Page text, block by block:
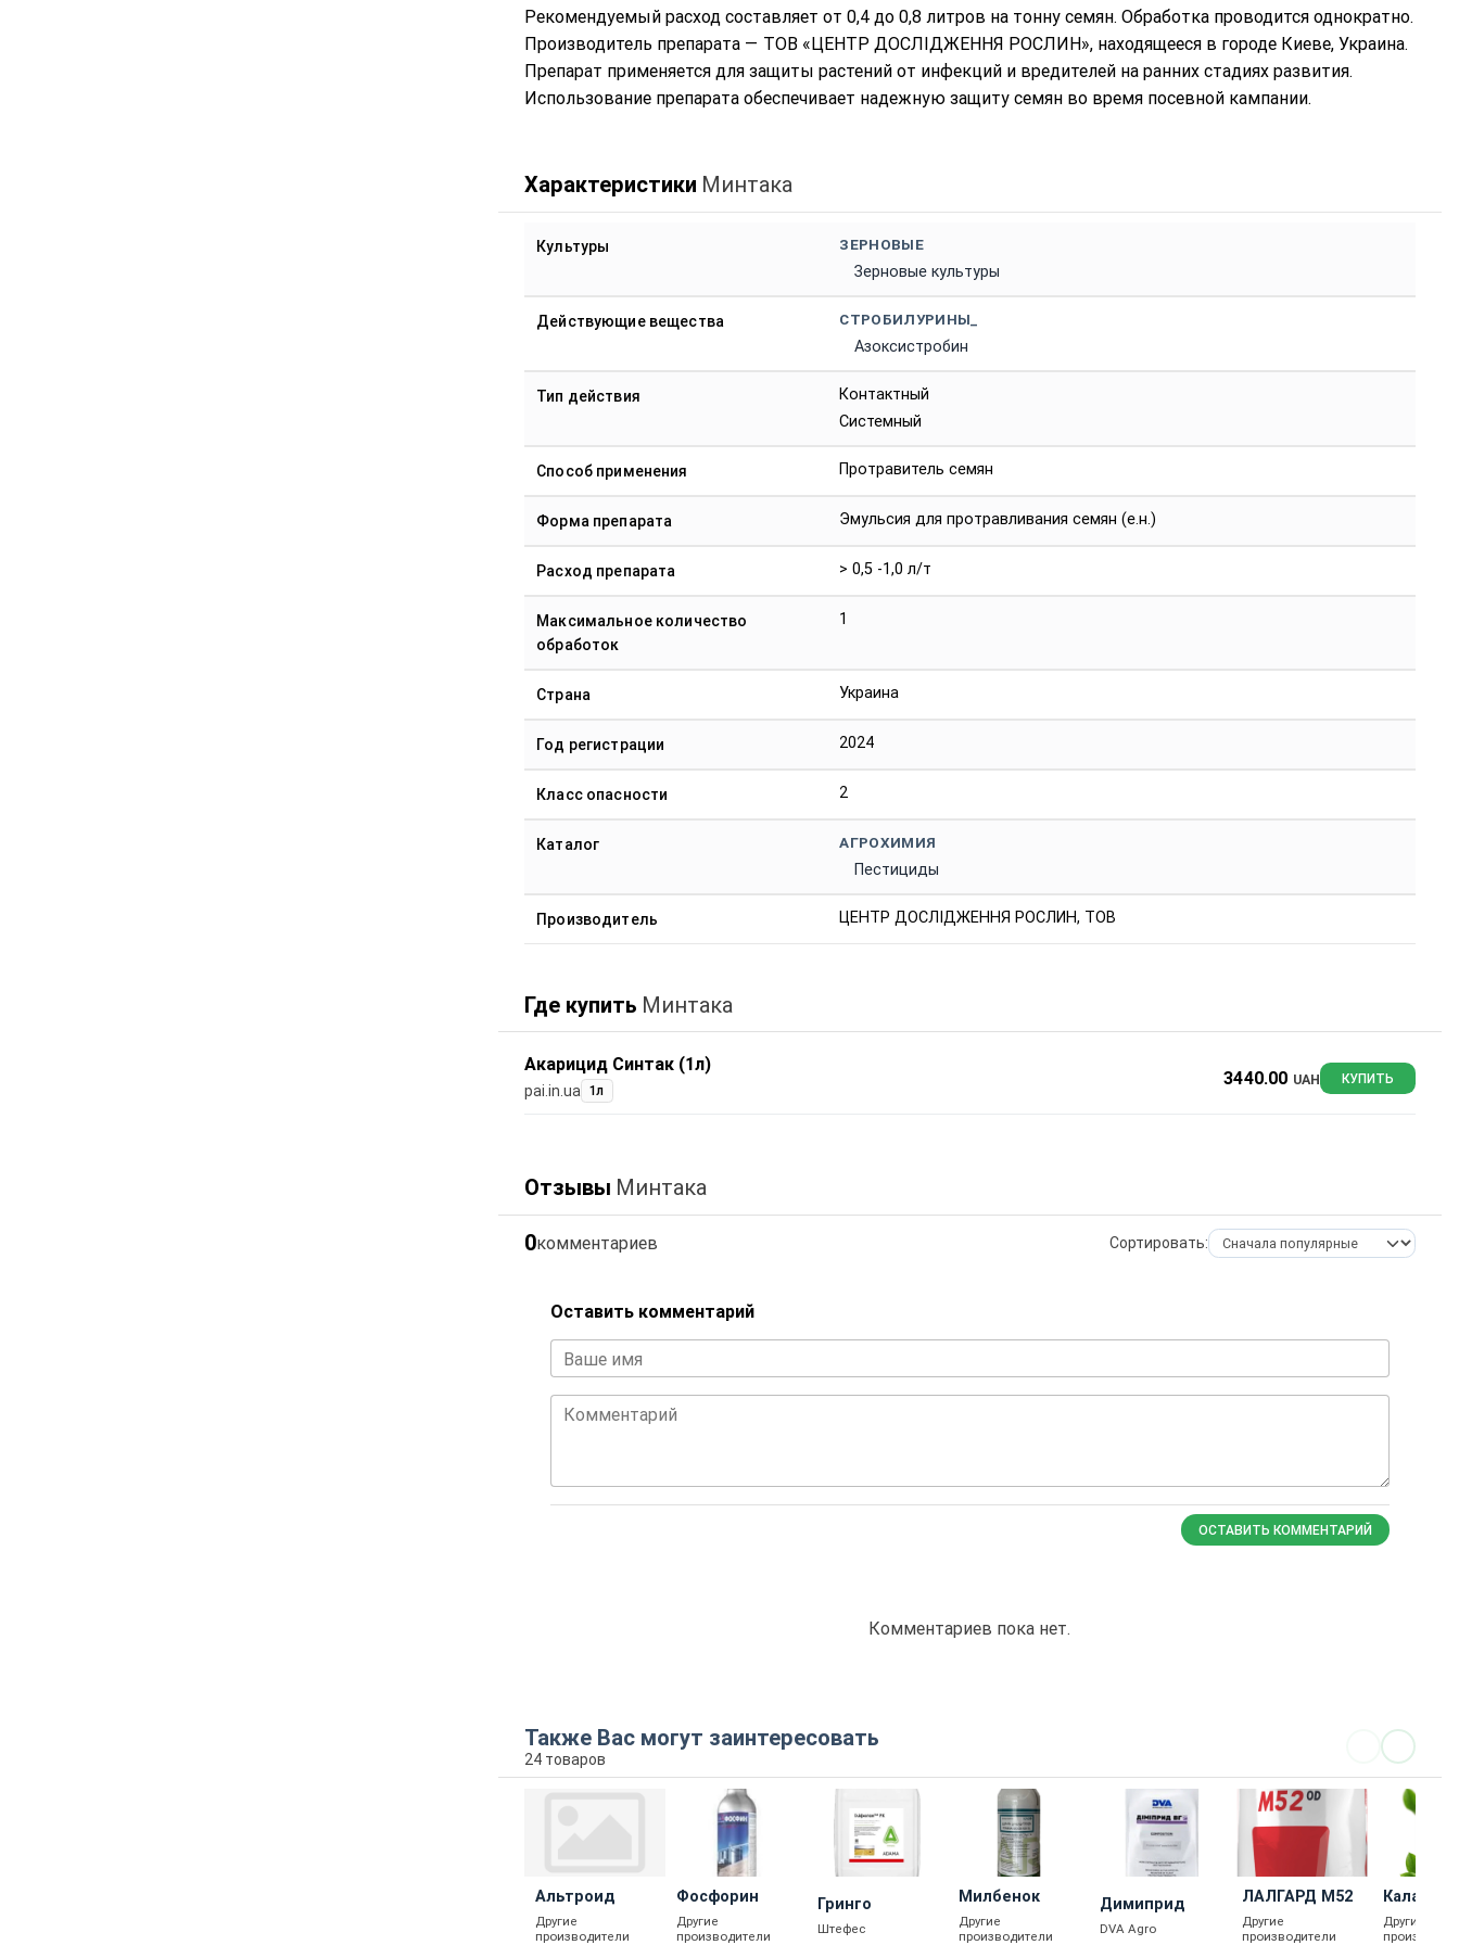
Рекомендуемый расход составляет от 0,4 до 0,8 литров на тонну семян. Обработка проводится однократно.
Производитель препарата — ТОВ «ЦЕНТР ДОСЛІДЖЕННЯ РОСЛИН», находящееся в городе Киеве, Украина.
Препарат применяется для защиты растений от инфекций и вредителей на ранних стадиях развития.
Использование препарата обеспечивает надежную защиту семян во время посевной кампании.
Характеристики Минтака
Культуры ЗЕРНОВЫЕ
Зерновые культуры
Действующие вещества СТРОБИЛУРИНЫ_
Азоксистробин
Тип действия
Контактный
Системный
Способ применения Протравитель семян
Форма препарата Эмульсия для протравливания семян (е.н.)
Расход препарата > 0,5 -1,0 л/т
Максимальное количество
обработок
1
Страна Украина
Год регистрации 2024
Класс опасности 2
Каталог АГРОХИМИЯ
Пестициды
Производитель ЦЕНТР ДОСЛІДЖЕННЯ РОСЛИН, ТОВ
Где купить Минтака
Акарицид Синтак (1л)
pai.in.ua 1л
3440.00 UAH КУПИТЬ
Отзывы Минтака
0комментариев Сортировать:
Оставить комментарий
Ваше имя
Комментарий
ОСТАВИТЬ КОММЕНТАРИЙ
Комментариев пока нет.
Также Вас могут заинтересовать
24 товаров
Альтроид
Другие
производители
Фосфорин
Другие
производители
Гринго
Штефес
Милбенок
Другие
производители
Димиприд
DVA Agro
ЛАЛГАРД М52
Другие
производители
Каланта
Другие